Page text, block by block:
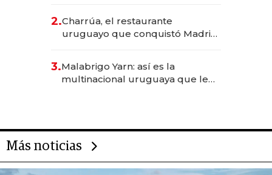
millones
2.Charrúa, el restaurante
uruguayo que conquistó Madrid:
anticipación y prepara apertura
3.Malabrigo Yarn: así es la
multinacional uruguaya que le
Más noticias